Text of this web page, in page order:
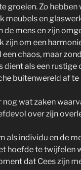
groeien. Zo
meubels en
de mens en zijn
zijn om een
chaos, maar
dient als een
buitenwereld af te
wat zaken
over zijn
als individu en de
hoefde te twijfelen
dat Cees zijn